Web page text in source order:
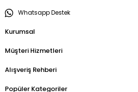
Whatsapp Destek
Kurumsal
Müşteri Hizmetleri
Alışveriş Rehberi
Popüler Kategoriler